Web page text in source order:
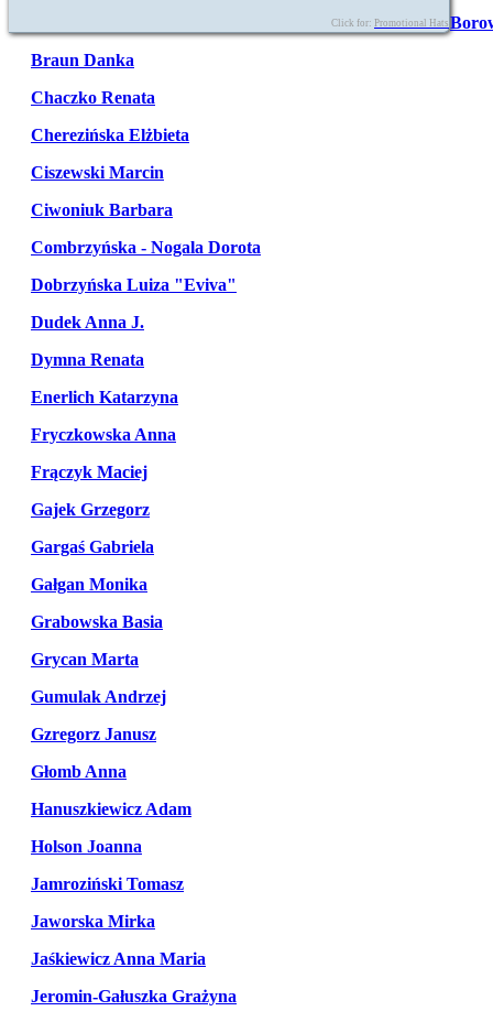
Click for: Promotional Hats
Braun Danka
Chaczko Renata
Cherezińska Elżbieta
Ciszewski Marcin
Ciwoniuk Barbara
Combrzyńska - Nogala Dorota
Dobrzyńska Luiza "Eviva"
Dudek Anna J.
Dymna Renata
Enerlich Katarzyna
Fryczkowska Anna
Frączyk Maciej
Gajek Grzegorz
Gargaś Gabriela
Gałgan Monika
Grabowska Basia
Grycan Marta
Gumulak Andrzej
Gzregorz Janusz
Głomb Anna
Hanuszkiewicz Adam
Holson Joanna
Jamroziński Tomasz
Jaworska Mirka
Jaśkiewicz Anna Maria
Jeromin-Gałuszka Grażyna